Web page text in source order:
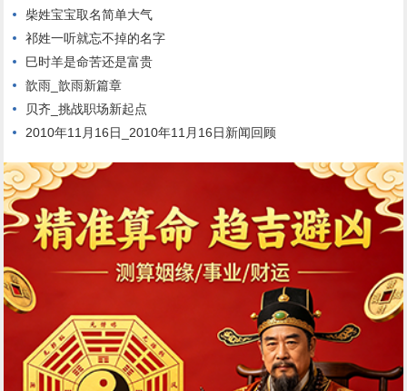
柴姓宝宝取名简单大气
祁姓一听就忘不掉的名字
巳时羊是命苦还是富贵
歆雨_歆雨新篇章
贝齐_挑战职场新起点
2010年11月16日_2010年11月16日新闻回顾